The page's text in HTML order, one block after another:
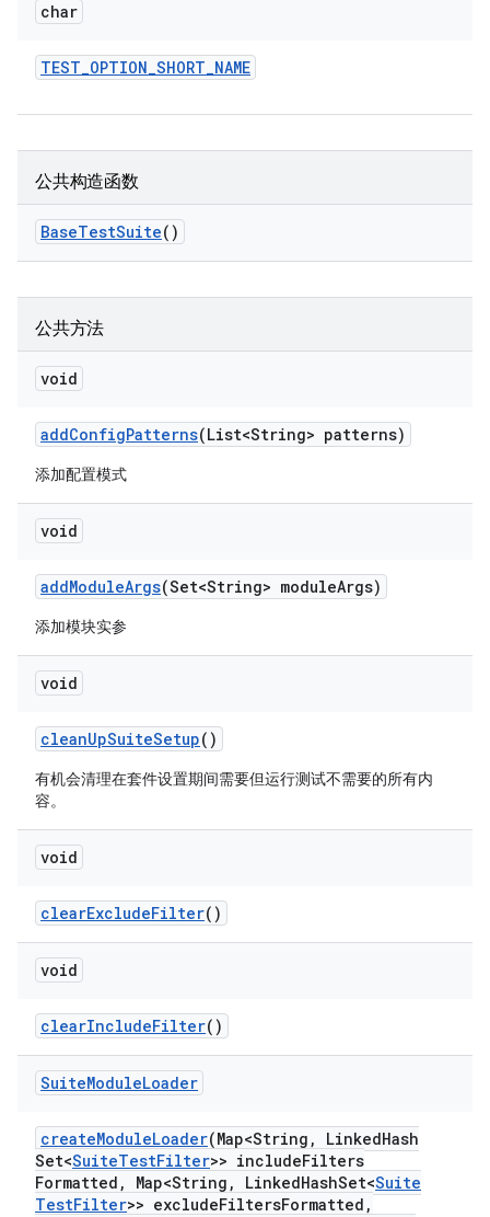
char
TEST_OPTION_SHORT_NAME
公共构造函数
BaseTestSuite()
公共方法
void
addConfigPatterns(List<String> patterns)
添加配置模式
void
addModuleArgs(Set<String> moduleArgs)
添加模块实参
void
cleanUpSuiteSetup()
有机会清理在套件设置期间需要但运行测试不需要的所有内
容。
void
clearExcludeFilter()
void
clearIncludeFilter()
SuiteModuleLoader
createModuleLoader(Map<String , LinkedHash
Set<SuiteTestFilter>> includeFilters
Formatted , Map<String , LinkedHashSet<Suite
TestFilter>> excludeFiltersFormatted ,